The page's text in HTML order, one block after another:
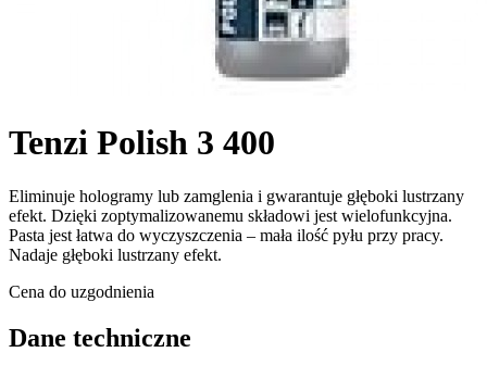
Tenzi Polish 3 400
Eliminuje hologramy lub zamglenia i gwarantuje głęboki lustrzany
efekt. Dzięki zoptymalizowanemu składowi jest wielofunkcyjna.
Pasta jest łatwa do wyczyszczenia – mała ilość pyłu przy pracy.
Nadaje głęboki lustrzany efekt.
Cena do uzgodnienia
Dane techniczne